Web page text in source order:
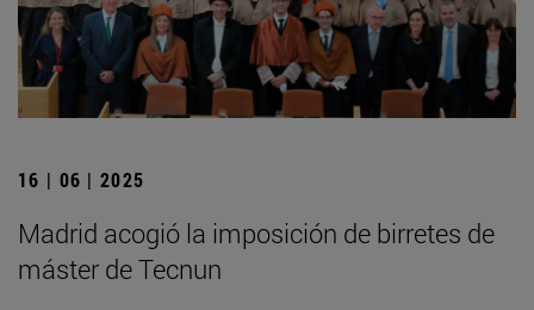
16 | 06 | 2025
Madrid acogió la imposición de birretes de
máster de Tecnun